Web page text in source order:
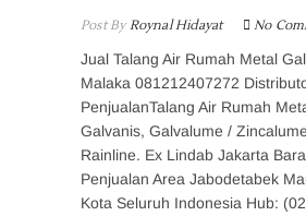
Post ByRoynal Hidayat No
Jual Talang Air Rumah Metal
Malaka 081212407272
PenjualanTalang Air Rumah
Galvanis, Galvalume /
Rainline. Ex Lindab Jakarta
Penjualan Area Jabodetabek
Kota Seluruh Indonesia Hub: